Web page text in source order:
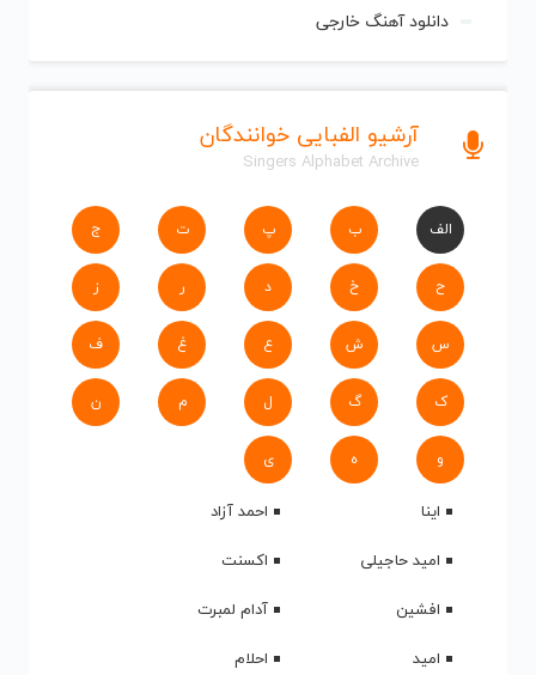
دانلود آهنگ خارجی
آرشیو الفبایی خوانندگان
Singers Alphabet Archive
الف ب پ ت ج
ح خ د ر ز
س ش ع غ ف
ک گ ل م ن
و ه ی
اینا
احمد آزاد
امید حاجیلی
اکسنت
افشین
آدام لمبرت
امید
احلام